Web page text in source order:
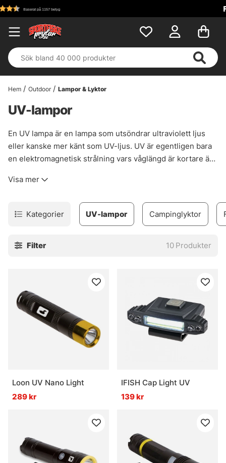
Fri frakt över
Hem Outdoor Lampor & Lyktor
UV-lampor
En UV lampa är en lampa som utsöndrar ultraviolett ljus
eller kanske mer känt som UV-ljus. UV är egentligen bara
en elektromagnetisk strålning vars våglängd är kortare än
kolla om beten har UV färg eller för att härda UV lim när vi
Visa mer
Kategorier Campinglyktor
UV-lampor
Filter 10 Produkter
Loon UV Nano Light
289 kr
IFISH Cap Light UV
139 kr